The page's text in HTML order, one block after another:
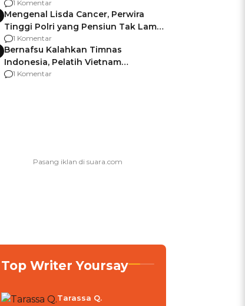
agar Dana Tidak Hangus!
1 Komentar
Mengenal Lisda Cancer, Perwira
Tinggi Polri yang Pensiun Tak Lama
Usai Jadi Brigjen
1 Komentar
Bernafsu Kalahkan Timnas
Indonesia, Pelatih Vietnam
Berencana Pakai Jimat di Pakansari
1 Komentar
Top Writer Yoursay
Tarassa Q.